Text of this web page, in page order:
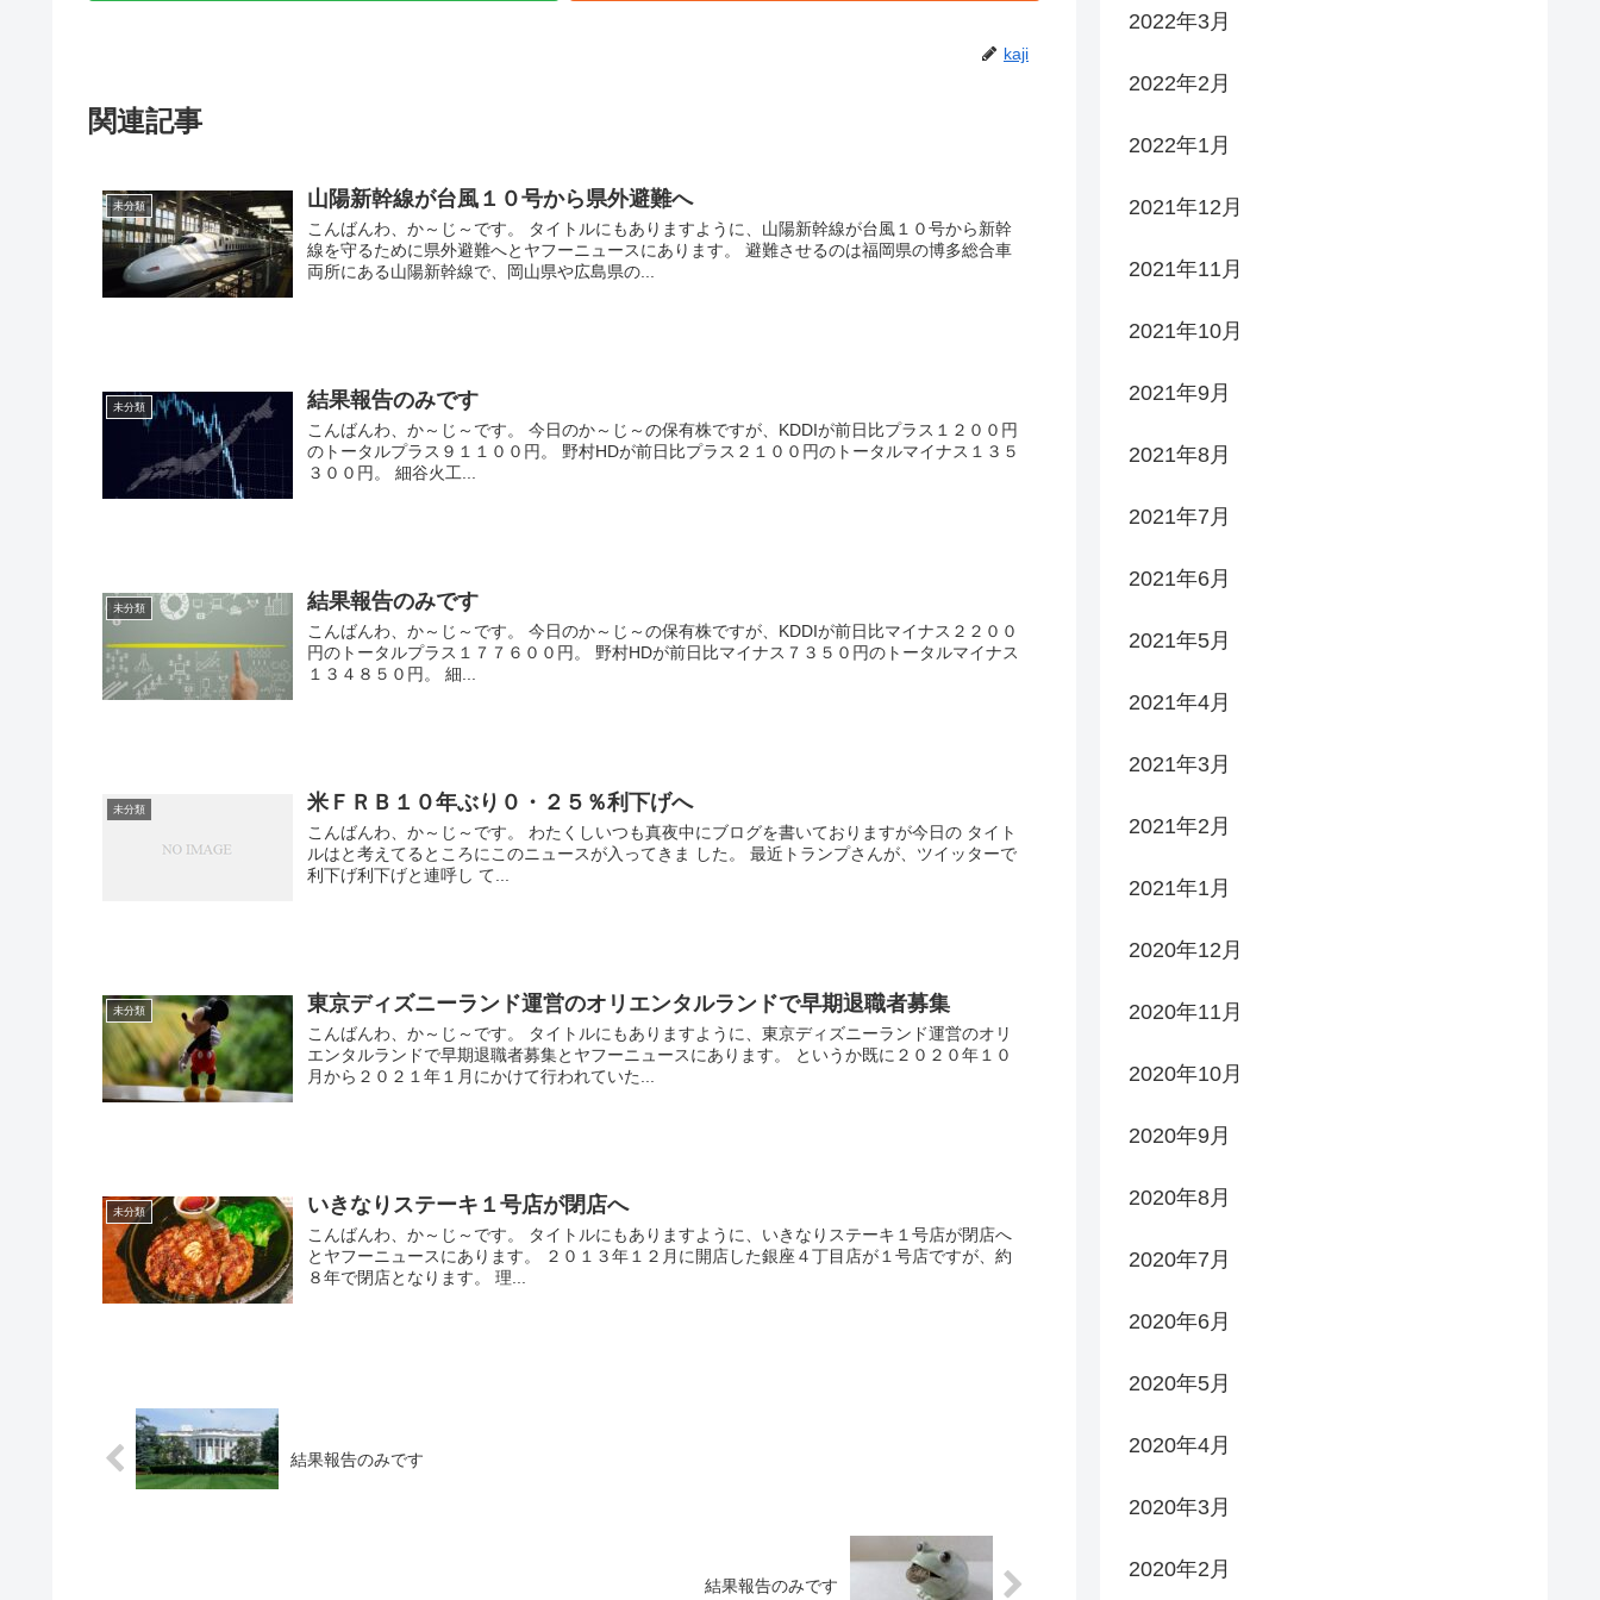
kaji
関連記事
未分類 山陽新幹線が台風１０号から県外避難へ
こんばんわ、か～じ～です。 タイトルにもありますように、山陽新幹線が台風１０号から新幹
線を守るために県外避難へとヤフーニュースにあります。 避難させるのは福岡県の博多総合車
両所にある山陽新幹線で、岡山県や広島県の...
未分類 結果報告のみです
こんばんわ、か～じ～です。 今日のか～じ～の保有株ですが、KDDIが前日比プラス１２００円
のトータルプラス９１１００円。 野村HDが前日比プラス２１００円のトータルマイナス１３５
３００円。 細谷火工...
未分類 結果報告のみです
こんばんわ、か～じ～です。 今日のか～じ～の保有株ですが、KDDIが前日比マイナス２２００
円のトータルプラス１７７６００円。 野村HDが前日比マイナス７３５０円のトータルマイナス
１３４８５０円。 細...
未分類 米ＦＲＢ１０年ぶり０・２５％利下げへ
こんばんわ、か～じ～です。 わたくしいつも真夜中にブログを書いておりますが今日の タイト
ルはと考えてるところにこのニュースが入ってきま した。 最近トランプさんが、ツイッターで
利下げ利下げと連呼し て...
未分類 東京ディズニーランド運営のオリエンタルランドで早期退職者募集
こんばんわ、か～じ～です。 タイトルにもありますように、東京ディズニーランド運営のオリ
エンタルランドで早期退職者募集とヤフーニュースにあります。 というか既に２０２０年１０
月から２０２１年１月にかけて行われていた...
未分類 いきなりステーキ１号店が閉店へ
こんばんわ、か～じ～です。 タイトルにもありますように、いきなりステーキ１号店が閉店へ
とヤフーニュースにあります。 ２０１３年１２月に開店した銀座４丁目店が１号店ですが、約
８年で閉店となります。 理...
結果報告のみです
結果報告のみです
2022年3月
2022年2月
2022年1月
2021年12月
2021年11月
2021年10月
2021年9月
2021年8月
2021年7月
2021年6月
2021年5月
2021年4月
2021年3月
2021年2月
2021年1月
2020年12月
2020年11月
2020年10月
2020年9月
2020年8月
2020年7月
2020年6月
2020年5月
2020年4月
2020年3月
2020年2月